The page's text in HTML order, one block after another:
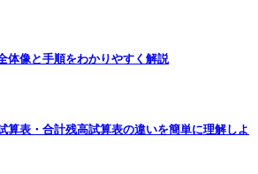
体像と手順をわかりやすく解説
算表・合計残高試算表の違いを簡単に理解しよ